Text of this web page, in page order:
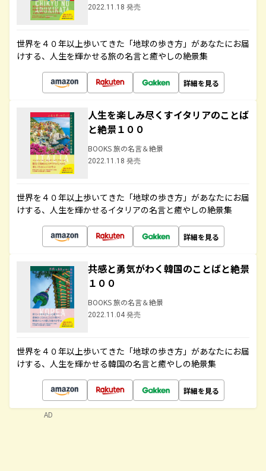
2022.11.18 発売
世界を４０年以上歩いてきた「地球の歩き方」があなたにお届
けする、人生を輝かせる旅の名言と癒やしの絶景集
詳細を見る
人生を楽しみ尽くすイタリアのことば
と絶景１００
BOOKS 旅の名言＆絶景
2022.11.18 発売
世界を４０年以上歩いてきた「地球の歩き方」があなたにお届
けする、人生を輝かせるイタリアの名言と癒やしの絶景集
詳細を見る
共感と勇気がわく韓国のことばと絶景
１００
BOOKS 旅の名言＆絶景
2022.11.04 発売
世界を４０年以上歩いてきた「地球の歩き方」があなたにお届
けする、人生を輝かせる韓国の名言と癒やしの絶景集
詳細を見る
AD